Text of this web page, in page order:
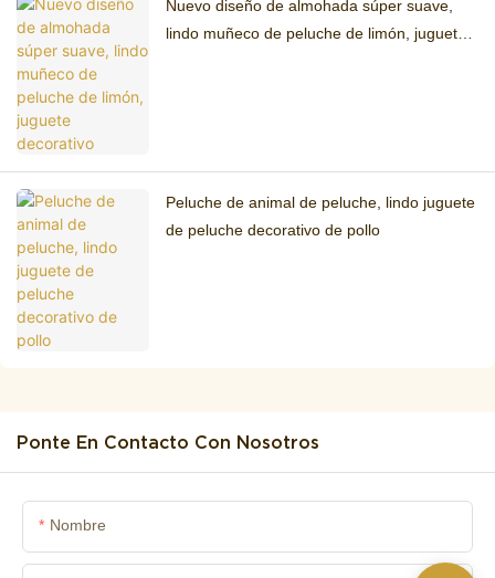
Nuevo diseño de almohada súper suave,
lindo muñeco de peluche de limón, juguete
Peluche de animal de peluche, lindo juguete
de peluche decorativo de pollo
Ponte En Contacto Con Nosotros
Nombre